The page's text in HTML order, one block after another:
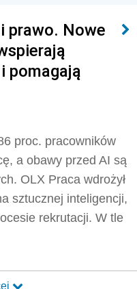
prawo. Nowe
pomagają
proc. pracowników
a obawy przed AI są
OLX Praca wdrożył
sztucznej inteligencji,
rekrutacji. W tle